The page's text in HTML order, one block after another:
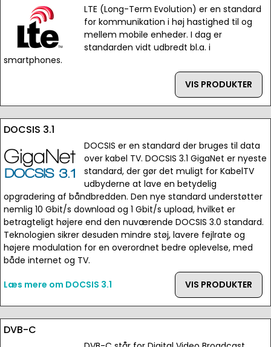
LTE (Long-Term Evolution) er en standard
for kommunikation i høj hastighed til og
mellem mobile enheder. I dag er
standarden vidt udbredt bl.a. i
smartphones.
VIS PRODUKTER
DOCSIS 3.1
DOCSIS er en standard der bruges til data
over kabel TV. DOCSIS 3.1 GigaNet er nyeste
standard, der gør det muligt for KabelTV
udbyderne at lave en betydelig
opgradering af båndbredden. Den nye standard understøtter
nemlig 10 Gbit/s download og 1 Gbit/s upload, hvilket er
betragteligt højere end den nuværende DOCSIS 3.0 standard.
Teknologien sikrer desuden mindre støj, lavere fejlrate og
højere modulation for en overordnet bedre oplevelse, med
både internet og TV.
Læs mere om DOCSIS 3.1
VIS PRODUKTER
DVB-C